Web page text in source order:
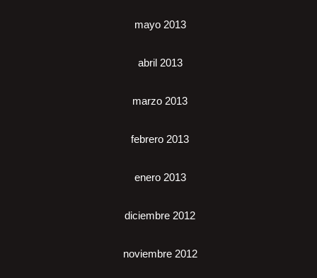
mayo 2013
abril 2013
marzo 2013
febrero 2013
enero 2013
diciembre 2012
noviembre 2012